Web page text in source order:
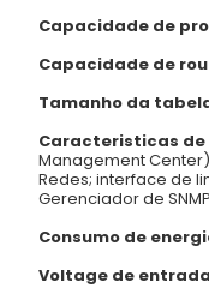
Capacidade de
Capacidade de
Tamanho da
Caracteristicas
Management
Redes; interface de
Gerenciador de SNMP
Consumo de
Voltage de